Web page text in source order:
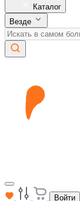
Каталог
Везде
Войти